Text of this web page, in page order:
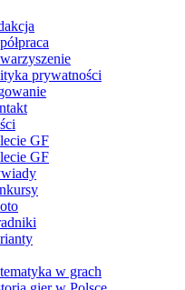
prywatności
GF
GF
w grach